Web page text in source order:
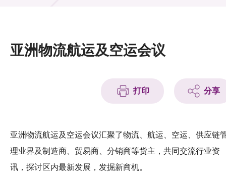
活动及消息
科技分享
会籍
亚洲物流航运及空运会议
打印 分享
亚洲物流航运及空运会议汇聚了物流、航运、空运、供应链
理业界及制造商、贸易商、分销商等货主，共同交流行业资
讯，探讨区内最新发展，发掘新商机。